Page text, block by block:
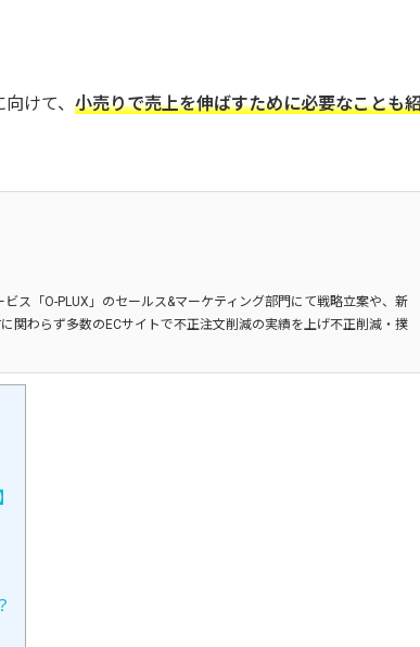
けて、 小売りで売上を伸ばすために必要なことも
ス「O-PLUX」のセールス&マーケティング部門にて戦略立案や、新
関わらず多数のECサイトで不正注文削減の実績を上げ不正削減・撲